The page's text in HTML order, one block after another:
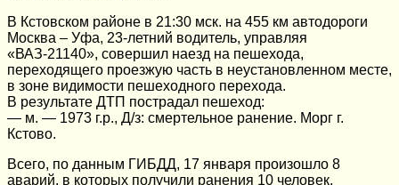
В Кстовском районе в 21:30 мск. на 455 км автодороги
Москва – Уфа, 23-летний водитель, управляя
«ВАЗ-21140», совершил наезд на пешехода,
переходящего проезжую часть в неустановленном месте,
в зоне видимости пешеходного перехода.
В результате ДТП пострадал пешеход:
— м. — 1973 г.р., Д/з: смертельное ранение. Морг г.
Кстово.
Всего, по данным ГИБДД, 17 января произошло 8
аварий, в которых получили ранения 10 человек.